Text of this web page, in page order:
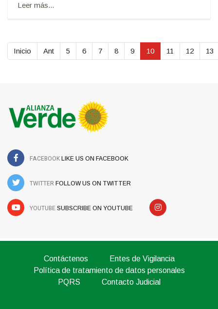
Leer más...
Inicio Ant 5 6 7 8 9 10 11 12 13
FACEBOOK LIKE US ON FACEBOOK
TWITTER FOLLOW US ON TWITTER
YOUTUBE SUBSCRIBE ON YOUTUBE
Contáctenos
Entes de Vigilancia
Política de tratamiento de datos personales
PQRS
Contacto Judicial